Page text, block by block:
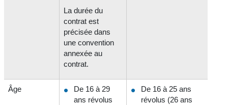
La durée du
contrat est
précisée dans
une convention
annexée au
contrat.
Âge
De 16 à 29
ans révolus
De 16 à 25 ans
révolus (26 ans